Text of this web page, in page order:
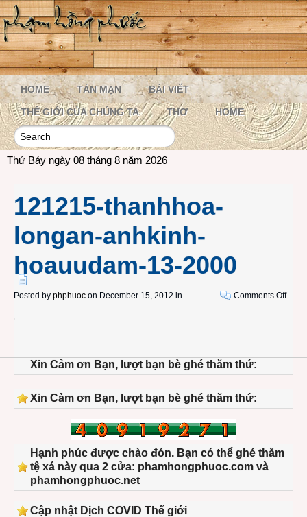
HOME TẢN MẠN BÀI VIẾT
THẾ GIỚI CỦA CHÚNG TA THƠ HOME
Thứ Bảy ngày 08 tháng 8 năm 2026
121215-thanhhoa-
longan-anhkinh-
hoauudam-13-2000
Posted by phphuoc on December 15, 2012 in Comments Offon
13-
Xin Cảm ơn Bạn, lượt bạn bè ghé thăm thứ:
Xin Cảm ơn Bạn, lượt bạn bè ghé thăm thứ:
Hạnh phúc được chào đón. Bạn có thể ghé thăm
tệ xá này qua 2 cửa: phamhongphuoc.com và
phamhongphuoc.net
Cập nhật Dịch COVID Thế giới